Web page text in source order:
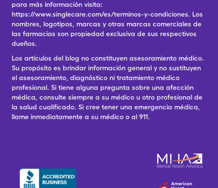
para más información visita:
https://www.singlecare.com/es/terminos-y-condiciones. Los
nombres, logotipos, marcas y otras marcas comerciales de
las farmacias son propiedad exclusiva de sus respectivos
dueños.
Los artículos del blog no constituyen asesoramiento médico.
Su propósito es brindar información general y no sustituyen
el asesoramiento, diagnóstico ni tratamiento médico
profesional. Si tiene alguna pregunta sobre una afección
médica, consulte siempre a su médico u otro profesional de
la salud cualificado. Si cree tener una emergencia médica,
llame inmediatamente a su médico o al 911.